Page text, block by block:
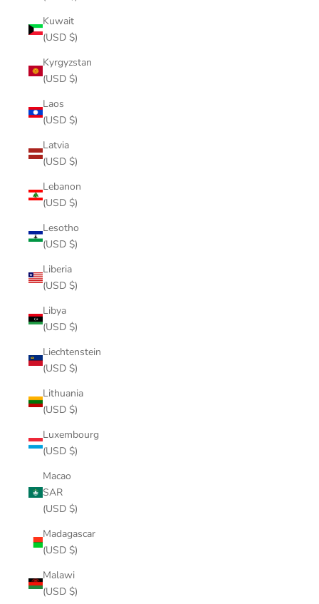
Kuwait
(USD $)
Kyrgyzstan
(USD $)
Laos
(USD $)
Latvia
(USD $)
Lebanon
(USD $)
Lesotho
(USD $)
Liberia
(USD $)
Libya
(USD $)
Liechtenstein
(USD $)
Lithuania
(USD $)
Luxembourg
(USD $)
Macao
SAR
(USD $)
Madagascar
(USD $)
Malawi
(USD $)